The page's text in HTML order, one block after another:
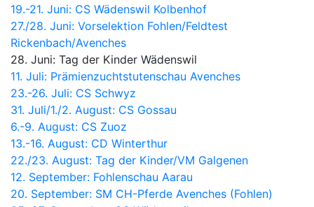
19.-21. Juni: CS Wädenswil Kolbenhof
27./28. Juni: Vorselektion Fohlen/Feldtest
Rickenbach/Avenches
28. Juni: Tag der Kinder Wädenswil
11. Juli: Prämienzuchtstutenschau Avenches
23.-26. Juli: CS Schwyz
31. Juli/1./2. August: CS Gossau
6.-9. August: CS Zuoz
13.-16. August: CD Winterthur
22./23. August: Tag der Kinder/VM Galgenen
12. September: Fohlenschau Aarau
20. September: SM CH-Pferde Avenches (Fohlen)